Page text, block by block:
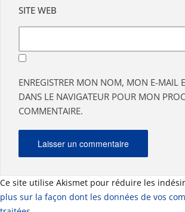
SITE WEB
ENREGISTRER MON NOM, MON E-MAIL
DANS LE NAVIGATEUR POUR MON
COMMENTAIRE.
Ce site utilise Akismet pour réduire les
plus sur la façon dont les données de vos